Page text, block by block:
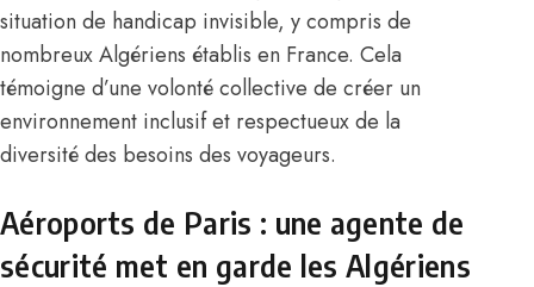
situation de handicap invisible, y compris de
nombreux Algériens établis en France. Cela
témoigne d’une volonté collective de créer un
environnement inclusif et respectueux de la
diversité des besoins des voyageurs.
Aéroports de Paris : une agente de
sécurité met en garde les Algériens